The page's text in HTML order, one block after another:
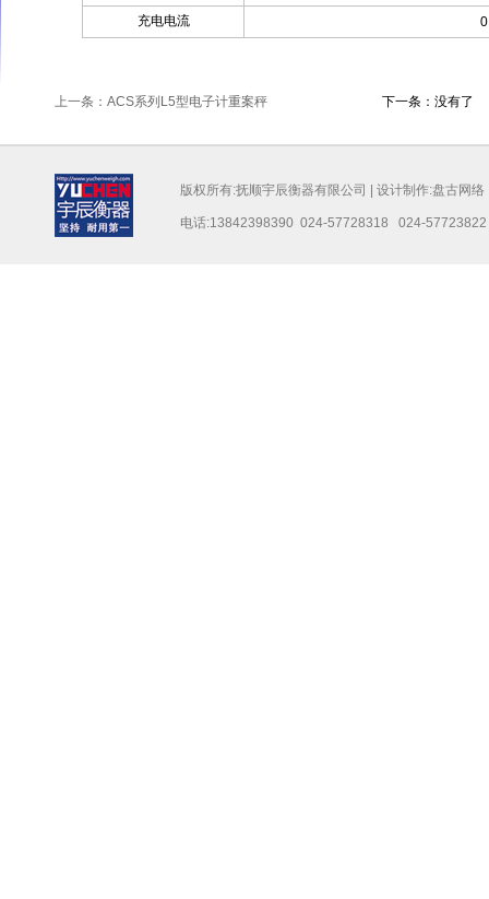
充电电流
上一条：ACS系列L5型电子计重案秤 下一条：没有了
版权所有:抚顺宇辰衡器有限公司 | 设计制作:盘古网络
电话:13842398390 024-57728318 024-